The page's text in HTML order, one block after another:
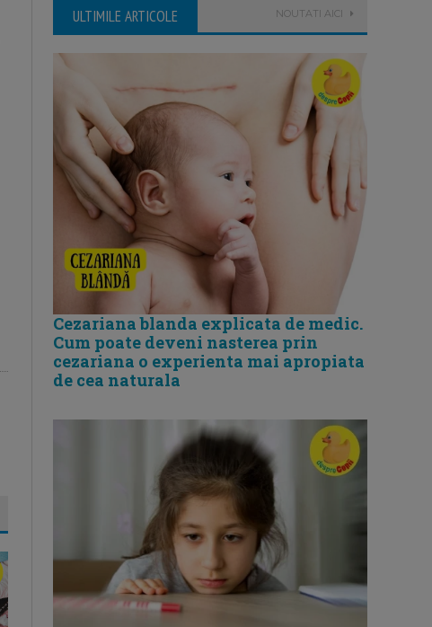
ULTIMILE ARTICOLE NOUTATI AICI
Cezariana blanda explicata de medic.
Cum poate deveni nasterea prin
cezariana o experienta mai apropiata
de cea naturala